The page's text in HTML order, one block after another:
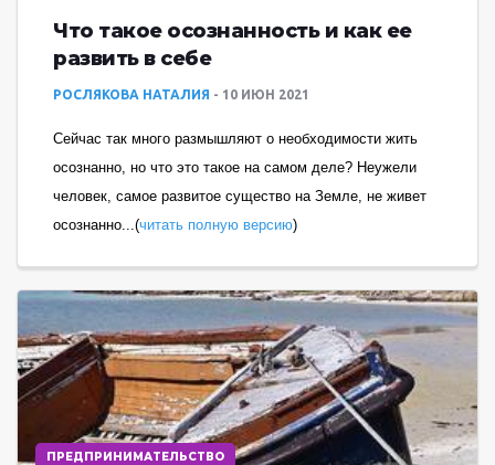
Что такое осознанность и как ее
развить в себе
РОСЛЯКОВА НАТАЛИЯ 10 ИЮН 2021
Сейчас так много размышляют о необходимости жить
осознанно, но что это такое на самом деле? Неужели
человек, самое развитое существо на Земле, не живет
осознанно...(читать полную версию)
ПРЕДПРИНИМАТЕЛЬСТВО